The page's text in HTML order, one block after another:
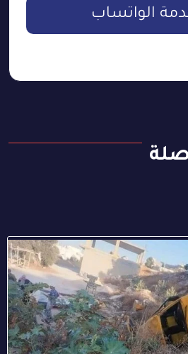
الواتساب
صلة